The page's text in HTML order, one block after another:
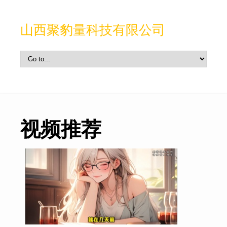
山西聚豹量科技有限公司
视频推荐